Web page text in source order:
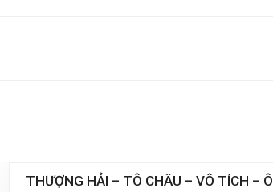
THƯỢNG HẢI – TÔ CHÂU – VÔ TÍCH – Ô